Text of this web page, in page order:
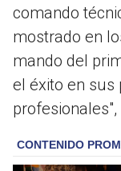
comando
mostrado en
mando del
el éxito en sus